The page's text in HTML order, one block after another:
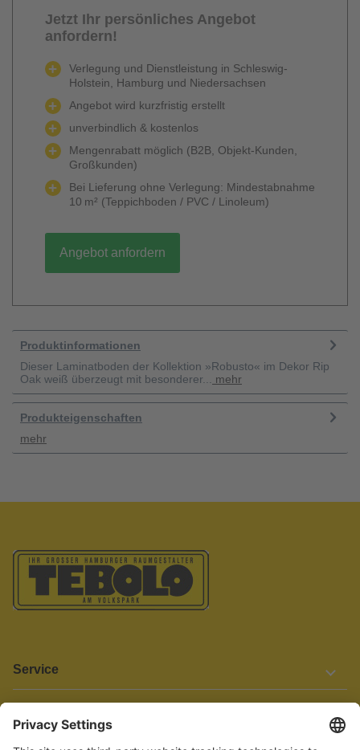
Jetzt Ihr persönliches Angebot
anfordern!
Verlegung und Dienstleistung in Schleswig-
Holstein, Hamburg und Niedersachsen
Angebot wird kurzfristig erstellt
unverbindlich & kostenlos
Mengenrabatt möglich (B2B, Objekt-Kunden,
Großkunden)
Bei Lieferung ohne Verlegung: Mindestabnahme
10 m² (Teppichboden / PVC / Linoleum)
Angebot anfordern
Produktinformationen
Dieser Laminatboden der Kollektion »Robusto« im Dekor Rip
Oak weiß überzeugt mit besonderer...
mehr
Produkteigenschaften
mehr
Service
Informationen